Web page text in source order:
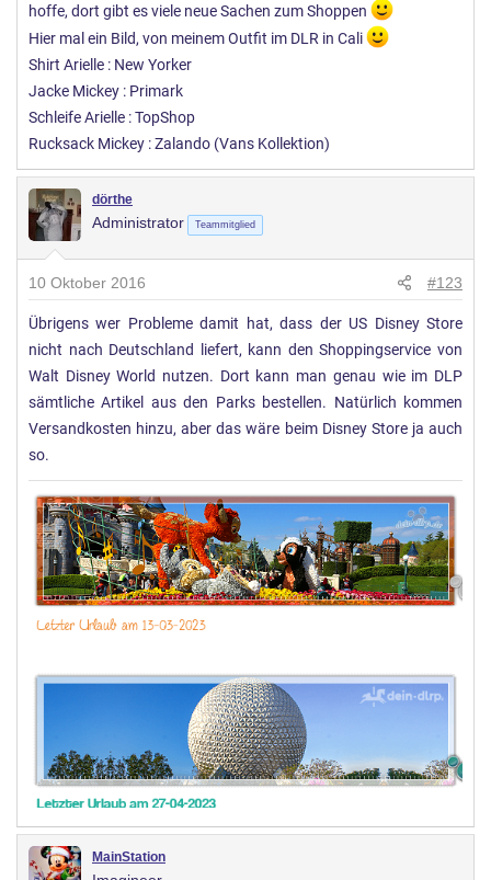
hoffe, dort gibt es viele neue Sachen zum Shoppen
Hier mal ein Bild, von meinem Outfit im DLR in Cali
Shirt Arielle : New Yorker
Jacke Mickey : Primark
Schleife Arielle : TopShop
Rucksack Mickey : Zalando (Vans Kollektion)
dörthe
Administrator Teammitglied
10 Oktober 2016 #123
Übrigens wer Probleme damit hat, dass der US Disney Store
nicht nach Deutschland liefert, kann den Shoppingservice von
Walt Disney World nutzen. Dort kann man genau wie im DLP
sämtliche Artikel aus den Parks bestellen. Natürlich kommen
Versandkosten hinzu, aber das wäre beim Disney Store ja auch
so.
MainStation